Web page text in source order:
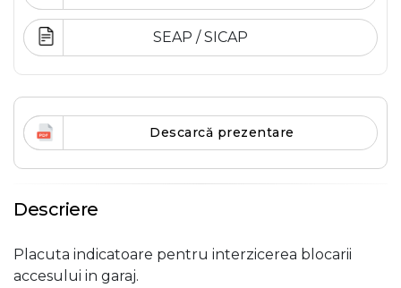
SEAP / SICAP
Descarcă prezentare
Descriere
Placuta indicatoare pentru interzicerea blocarii
accesului in garaj.